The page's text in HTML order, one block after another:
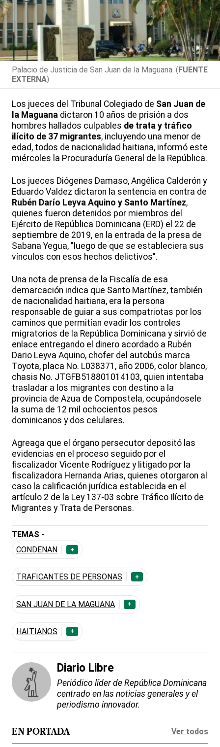
Palacio de Justicia de San Juan de la Maguana. (FUENTE
EXTERNA)
Los jueces del Tribunal Colegiado de San Juan de
la Maguana dictaron 10 años de prisión a dos
hombres hallados culpables de trata y tráfico
ilícito de 37 migrantes, incluyendo una menor de
edad, todos de nacionalidad haitiana, informó este
miércoles la Procuraduría General de la República.
Los jueces Diógenes Damaso, Angélica Calderón y
Eduardo Valdez dictaron la sentencia en contra de
Rubén Darío Leyva Aquino y Santo Martínez,
quienes fueron detenidos por miembros del
Ejército de República Dominicana (ERD) el 22 de
septiembre de 2019, en la entrada de la presa de
Sabana Yegua, "luego de que se estableciera sus
vínculos con esos hechos delictivos".
Una nota de prensa de la Fiscalía de esa
demarcación indica que Santo Martínez, también
de nacionalidad haitiana, era la persona
responsable de guiar a sus compatriotas por los
caminos que permitían evadir los controles
migratorios de la República Dominicana y sirvió de
enlace entregando el dinero acordado a Rubén
Dario Leyva Aquino, chofer del autobús marca
Toyota, placa No. L038371, año 2006, color blanco,
chasis No. JTGFB518801014103, quien intentaba
trasladar a los migrantes con destino a la
provincia de Azua de Compostela, ocupándosele
la suma de 12 mil ochocientos pesos
dominicanos y dos celulares.
Agreaga que el órgano persecutor depositó las
evidencias en el proceso seguido por el
fiscalizador Vicente Rodríguez y litigado por la
fiscalizadora Hernanda Arias, quienes otorgaron al
caso la calificación jurídica establecida en el
artículo 2 de la Ley 137-03 sobre Tráfico Ilícito de
Migrantes y Trata de Personas.
TEMAS -
CONDENAN
+
TRAFICANTES DE PERSONAS +
SAN JUAN DE LA MAGUANA +
HAITIANOS +
Diario Libre
Periódico líder de República Dominicana
centrado en las noticias generales y el
periodismo innovador.
EN PORTADA Ver todos